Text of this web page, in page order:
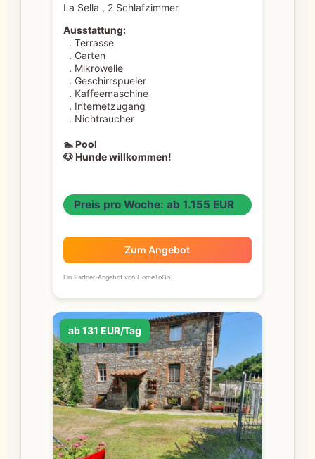
La Sella , 2 Schlafzimmer
Ausstattung:
. Terrasse
. Garten
. Mikrowelle
. Geschirrspueler
. Kaffeemaschine
. Internetzugang
. Nichtraucher
🏊 Pool
🐶 Hunde willkommen!
Preis pro Woche: ab 1.155 EUR
Zum Angebot
Ein Partner-Angebot von HomeToGo
ab 131 EUR/Tag